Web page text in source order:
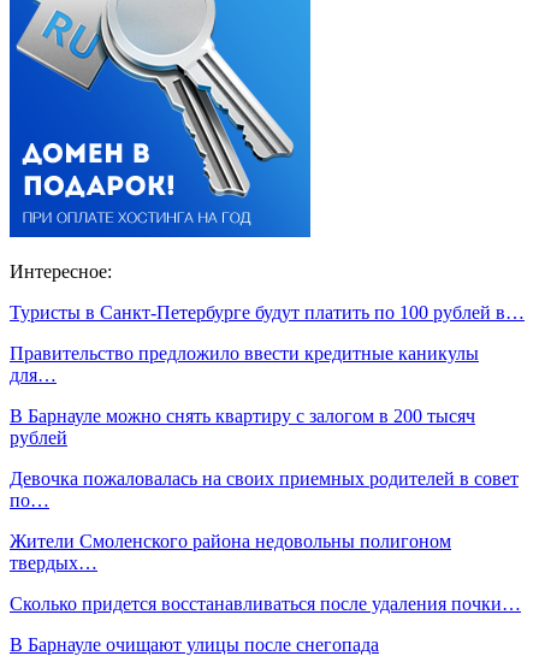
Интересное:
Туристы в Санкт-Петербурге будут платить по 100 рублей в…
Правительство предложило ввести кредитные каникулы
для…
В Барнауле можно снять квартиру с залогом в 200 тысяч
рублей
Девочка пожаловалась на своих приемных родителей в совет
по…
Жители Смоленского района недовольны полигоном
твердых…
Сколько придется восстанавливаться после удаления почки…
В Барнауле очищают улицы после снегопада